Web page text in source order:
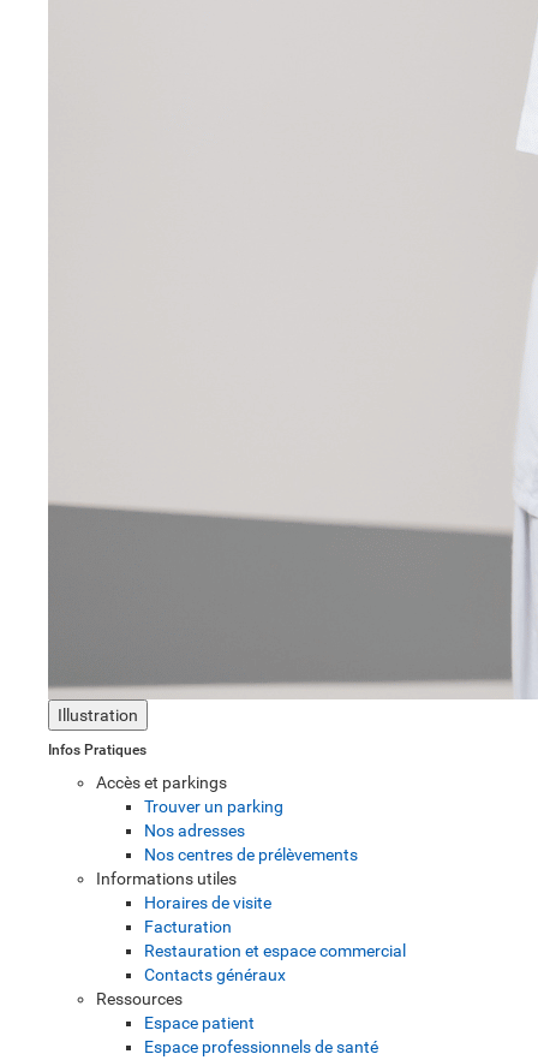
Illustration
Infos Pratiques
Accès et parkings
Trouver un parking
Nos adresses
Nos centres de prélèvements
Informations utiles
Horaires de visite
Facturation
Restauration et espace commercial
Contacts généraux
Ressources
Espace patient
Espace professionnels de santé